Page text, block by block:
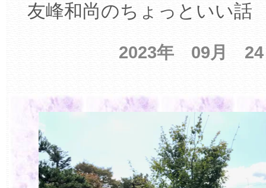
友峰和尚のちょっといい話
2023年 09月